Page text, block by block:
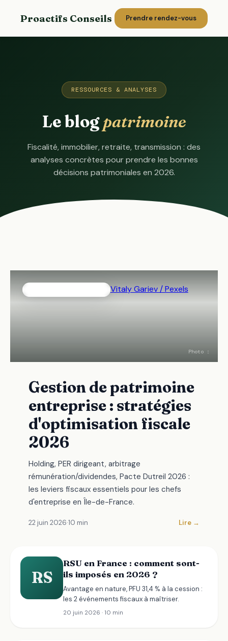
Proactifs Conseils Prendre rendez-vous
RESSOURCES & ANALYSES
Le blogpatrimoine
Fiscalité, immobilier, retraite, transmission : des
analyses concrètes pour prendre les bonnes
décisions patrimoniales en 2026.
Photo :
Vitaly Gariev / Pexels
Gestion de patrimoine
entreprise : stratégies
d'optimisation fiscale
2026
Holding, PER dirigeant, arbitrage
rémunération/dividendes, Pacte Dutreil 2026 :
les leviers fiscaux essentiels pour les chefs
d'entreprise en Île-de-France.
22 juin 2026·10 min Lire →
RS
RSU en France : comment sont-
ils imposés en 2026 ?
Avantage en nature, PFU 31,4 % à la cession :
les 2 événements fiscaux à maîtriser.
20 juin 2026 · 10 min